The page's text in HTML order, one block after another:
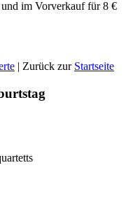
im Vorverkauf für 8 €
| Zurück zur Startseite